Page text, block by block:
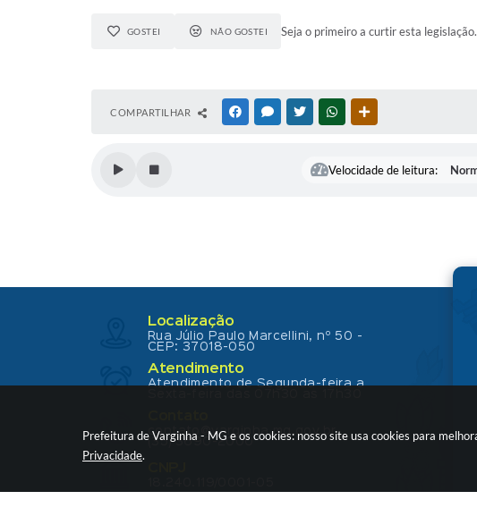
Prefeitura de Varginha - MG e os cookies: nosso site usa cookies para
Privacidade.
GOSTEI NÃO GOSTEI Seja o primeiro a curtir esta legislação.
COMPARTILHAR FACEBOOKMESSENGER
TWITTERWHATSAPP
Velocidade de leitura:
Localização
Rua Júlio Paulo Marcellini, nº 50 -
CEP: 37018-050
Atendimento
Atendimento de Segunda-feira a
contato@varginha.mg.gov.br
(35) 3690-2000